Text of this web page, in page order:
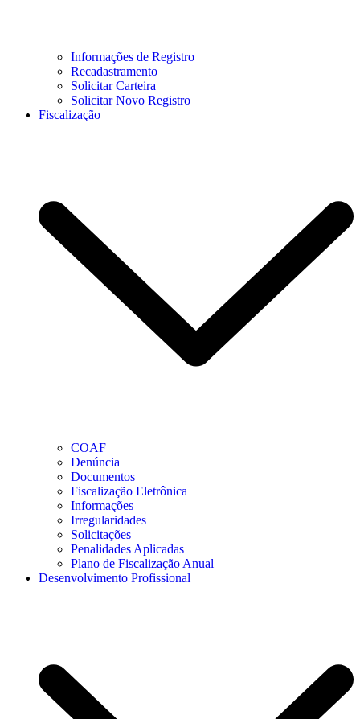
Informações de Registro
Recadastramento
Solicitar Carteira
Solicitar Novo Registro
Fiscalização
COAF
Denúncia
Documentos
Fiscalização Eletrônica
Informações
Irregularidades
Solicitações
Penalidades Aplicadas
Plano de Fiscalização Anual
Desenvolvimento Profissional